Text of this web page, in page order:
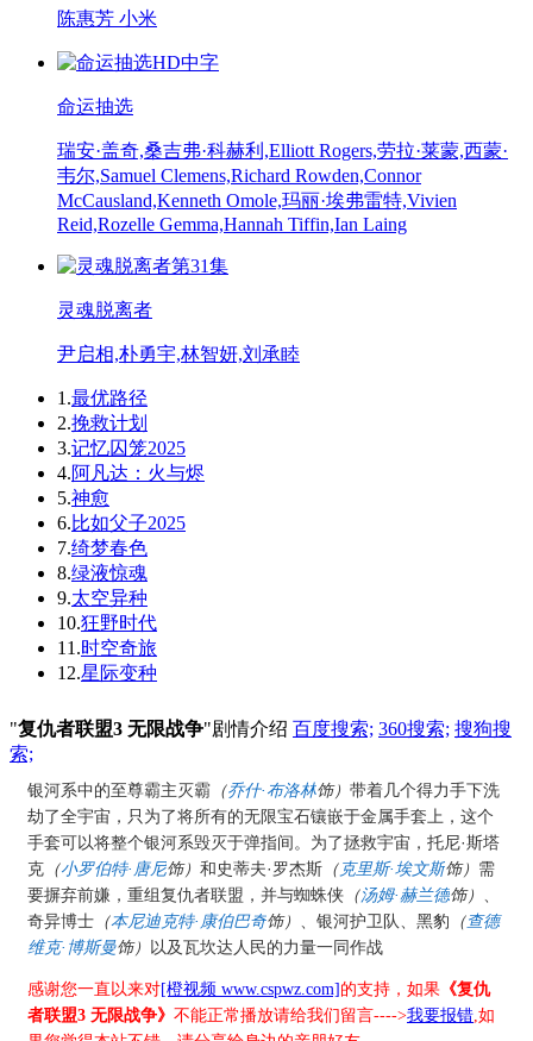
陈惠芳 小米
HD中字
命运抽选
瑞安·盖奇,桑吉弗·科赫利,Elliott Rogers,劳拉·莱蒙,西蒙·
韦尔,Samuel Clemens,Richard Rowden,Connor
McCausland,Kenneth Omole,玛丽·埃弗雷特,Vivien
Reid,Rozelle Gemma,Hannah Tiffin,Ian Laing
第31集
灵魂脱离者
尹启相,朴勇宇,林智妍,刘承睦
1.最优路径
2.挽救计划
3.记忆囚笼2025
4.阿凡达：火与烬
5.神愈
6.比如父子2025
7.绮梦春色
8.绿液惊魂
9.太空异种
10.狂野时代
11.时空奇旅
12.星际变种
"复仇者联盟3 无限战争"剧情介绍 百度搜索; 360搜索; 搜狗搜
索;
银河系中的至尊霸主灭霸 （乔什·布洛林饰） 带着几个得力手下洗
劫了全宇宙，只为了将所有的无限宝石镶嵌于金属手套上，这个
手套可以将整个银河系毁灭于弹指间。为了拯救宇宙，托尼·斯塔
克 （小罗伯特·唐尼饰） 和史蒂夫·罗杰斯 （克里斯·埃文斯饰） 需
要摒弃前嫌，重组复仇者联盟，并与蜘蛛侠 （汤姆·赫兰德饰）
奇异博士 （本尼迪克特·康伯巴奇饰） 、银河护卫队、黑豹 （查德
维克·博斯曼饰） 以及瓦坎达人民的力量一同作战
感谢您一直以来对[橙视频 www.cspwz.com] 的支持，如果 《复仇
者联盟3 无限战争》 不能正常播放请给我们留言---->我要报错,如